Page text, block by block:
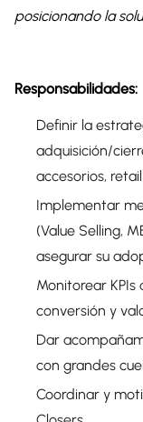
posicionando la
Responsabilidades:
Definir la
adquisición/
accesorios,
Implementar
(Value Selling,
asegurar su
Monitorear
conversión y
Dar
con grandes
Coordinar y